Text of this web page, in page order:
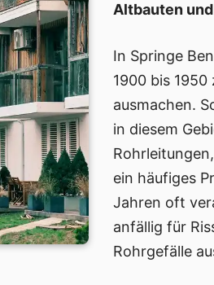
Altbauten
In Springe
1900 bis
ausmachen.
in diesem
ein häufiges
Jahren oft
anfällig für
Rohrgefälle